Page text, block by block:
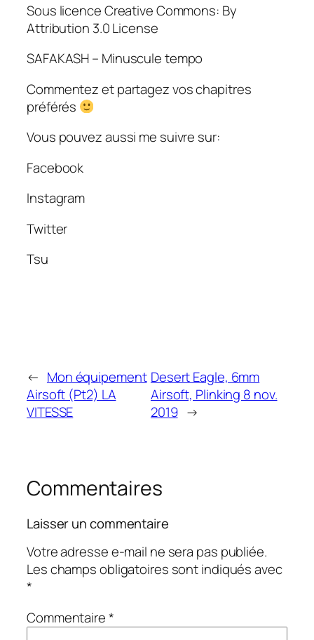
Sous licence Creative Commons: By
Attribution 3.0 License
SAFAKASH – Minuscule tempo
Commentez et partagez vos chapitres
préférés
Vous pouvez aussi me suivre sur:
Facebook
Instagram
Twitter
Tsu
← Mon équipement
Airsoft (Pt2) LA
VITESSE
Desert Eagle, 6mm
Airsoft, Plinking 8 nov.
2019 →
Commentaires
Laisser un commentaire
Votre adresse e-mail ne sera pas publiée.
Les champs obligatoires sont indiqués avec
*
Commentaire*